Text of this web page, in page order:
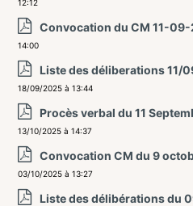
12:12
Convocation du CM 11-
14:00
Liste des déliberations 11/
18/09/2025 à 13:44
Procès verbal du 11
13/10/2025 à 14:37
Convocation CM du 9
03/10/2025 à 13:27
Liste des délibérations du